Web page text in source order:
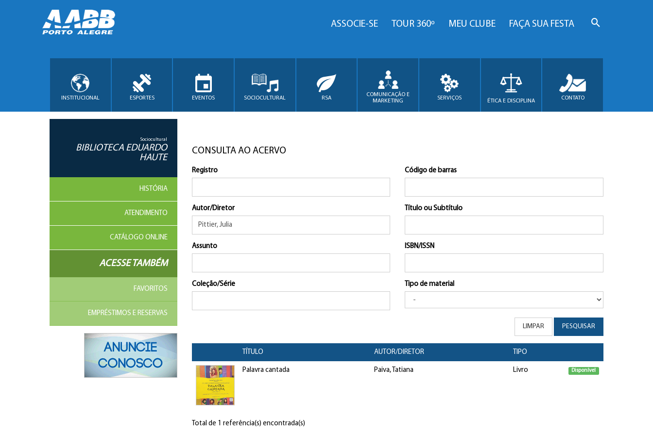
ASSOCIE-SE TOUR 360º MEU CLUBE FAÇA SUA FESTA
INSTITUCIONAL ESPORTES EVENTOS SOCIOCULTURAL RSA
COMUNICAÇÃO E
MARKETING
SERVIÇOS ÉTICA E DISCIPLINA CONTATO
Sociocultural
BIBLIOTECA EDUARDO
HAUTE
HISTÓRIA
ATENDIMENTO
CATÁLOGO ONLINE
ACESSE TAMBÉM
FAVORITOS
EMPRÉSTIMOS E RESERVAS
CONSULTA AO ACERVO
Registro Código de barras
Autor/Diretor Título ou Subtítulo
Assunto ISBN/ISSN
Coleção/Série Tipo de material
LIMPAR PESQUISAR
TÍTULO AUTOR/DIRETOR TIPO
Palavra cantada Paiva, Tatiana Livro Disponível
Total de 1 referência(s) encontrada(s)